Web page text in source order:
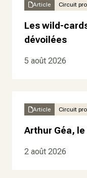
Article Circuit pro
Les wild-
dévoilées
5 août 2026
Article Circuit pro
Arthur Géa, le
2 août 2026